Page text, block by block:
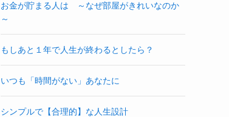
お金が貯まる人は ～なぜ部屋がきれいなのか
～
もしあと１年で人生が終わるとしたら？
いつも「時間がない」あなたに
シンプルで【合理的】な人生設計